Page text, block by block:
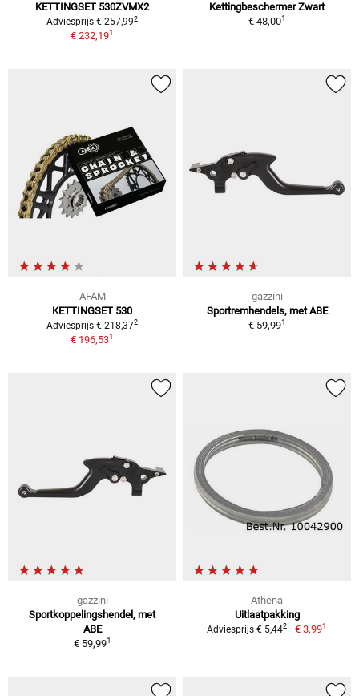
KETTINGSET 530ZVMX2
Adviesprijs € 257,992
€ 232,191
Kettingbeschermer Zwart
€ 48,001
AFAM
KETTINGSET 530
Adviesprijs € 218,372
€ 196,531
gazzini
Sportremhendels, met ABE
€ 59,991
gazzini
Sportkoppelingshendel, met
ABE
€ 59,991
Athena
Uitlaatpakking
Adviesprijs € 5,442 € 3,991